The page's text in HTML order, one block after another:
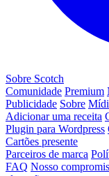
Sobre Scotch
Comunidade Premium
Publicidade Sobre
Adicionar uma receita
Plugin para Wordpress
Cartões presente
Parceiros de marca
FAQ Nosso